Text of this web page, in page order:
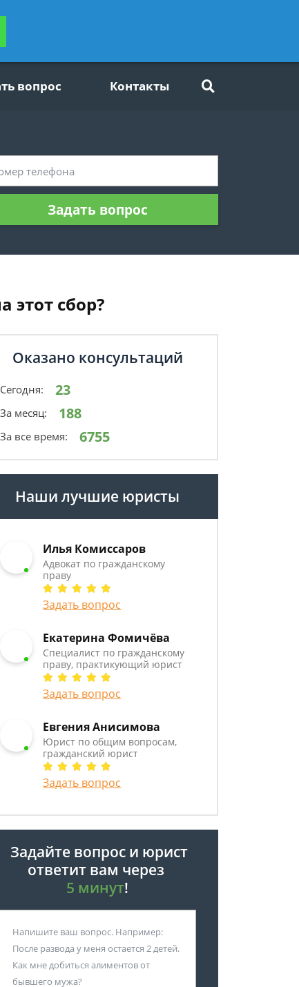
вопрос Контакты
Задать вопрос
этот сбор?
Оказано консультаций
Сегодня: 23
За месяц: 188
За все время: 6755
Наши лучшие юристы
Илья Комиссаров
Адвокат по гражданскому
праву
Задать вопрос
Екатерина Фомичёва
Специалист по гражданскому
праву, практикующий юрист
Задать вопрос
Евгения Анисимова
Юрист по общим вопросам,
гражданский юрист
Задать вопрос
Задайте вопрос и юрист
ответит вам через
5 минут!